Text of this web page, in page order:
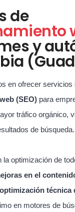
de
y
en ofrecer servicios
(SEO) para
tráfico orgánico,
de búsqueda.
la optimización de
en el
técnica
en motores de